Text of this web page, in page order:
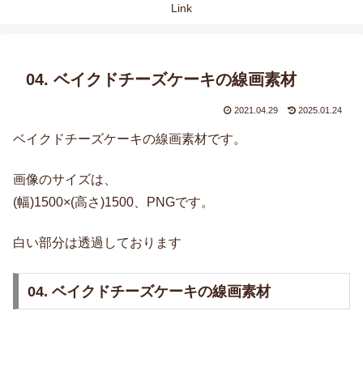
Link
04. ベイクドチーズケーキの線画素材
2021.04.29 2025.01.24
ベイクドチーズケーキの線画素材です。
画像のサイズは、
(幅)1500×(高さ)1500、PNGです。
白い部分は透過しております
04. ベイクドチーズケーキの線画素材